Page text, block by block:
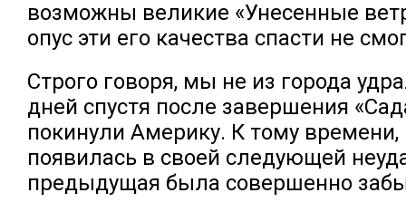
возможны великие «Унесенные
опус эти его качества спасти не
Строго говоря, мы не из города
дней спустя после завершения
покинули Америку. К тому времени,
появилась в своей следующей
предыдущая была совершенно